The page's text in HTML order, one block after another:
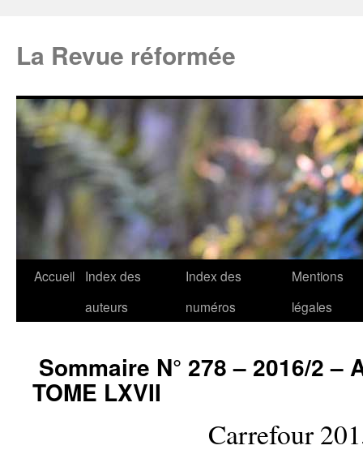
La Revue réformée
Accueil
Index des
auteurs
Index des
numéros
Mentions
légales
Sommaire N° 278 – 2016/2 –
TOME LXVII
Carrefour